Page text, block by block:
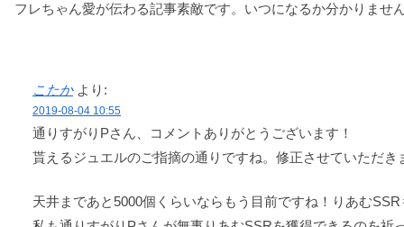
フレちゃん愛が伝わる記事素敵です。いつになるか分かりませ
こたか より:
2019-08-04 10:55
通りすがりPさん、コメントありがとうございます！
貰えるジュエルのご指摘の通りですね。修正させていただき
天井まであと5000個くらいならもう目前ですね！りあむ